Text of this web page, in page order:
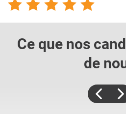
Ce que nos
de